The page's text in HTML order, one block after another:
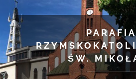
PARAFIA
ŚW.